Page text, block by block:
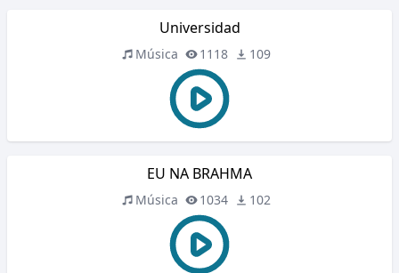
Universidad
Música 1118 109
EU NA BRAHMA
Música 1034 102